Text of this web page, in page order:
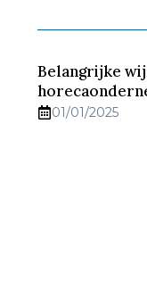
Belangrijke
01/01/2025